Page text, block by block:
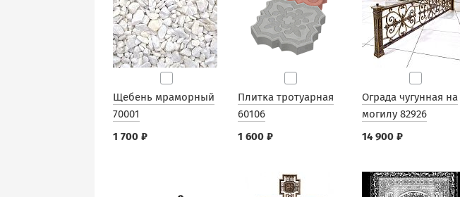
Щебень мраморный
70001
1 700 ₽
Плитка тротуарная
60106
1 600 ₽
Ограда чугунная на
могилу 82926
14 900 ₽